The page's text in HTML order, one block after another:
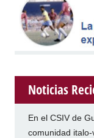
Noticias
En el CSIV de
comunidad